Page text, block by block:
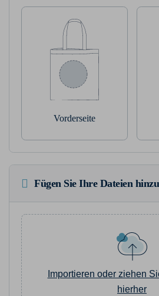
Vorderseite
Fügen Sie Ihre Dateien
Importieren oder ziehen
hierher